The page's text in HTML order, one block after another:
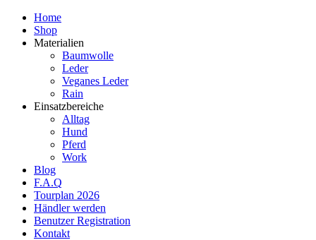
Home
Shop
Materialien
Baumwolle
Leder
Veganes Leder
Rain
Einsatzbereiche
Alltag
Hund
Pferd
Work
Blog
F.A.Q
Tourplan 2026
Händler werden
Benutzer Registration
Kontakt